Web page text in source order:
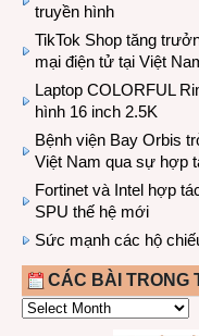
truyền hình
TikTok Shop tăng
mại điện tử tại Việt
Laptop COLORFUL
hình 16 inch 2.5K
Bệnh viện Bay Orbis
Việt Nam qua sự hợp
Fortinet và Intel hợp
SPU thế hệ mới
Sức mạnh các hộ
CÁC BÀI TRONG
CÁC